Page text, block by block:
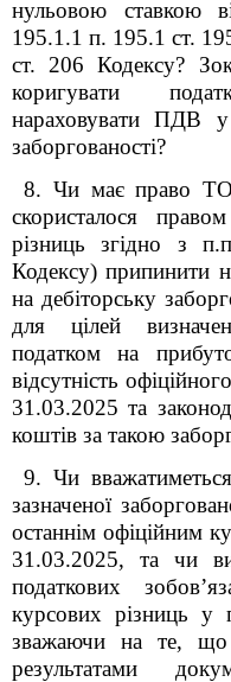
нульовою ставкою
195.1.1 п. 195.1 ст.
ст. 206 Кодексу?
коригувати
нараховувати ПДВ у
заборгованості?
8. Чи має право
скористалося
різниць згідно з
Кодексу) припинити
на дебіторську
для цілей
податком на
відсутність
31.03.2025 та
коштів за такою
9. Чи
зазначеної
останнім офіційним
31.03.2025, та чи
податкових
курсових різниць у
зважаючи на те,
результатами